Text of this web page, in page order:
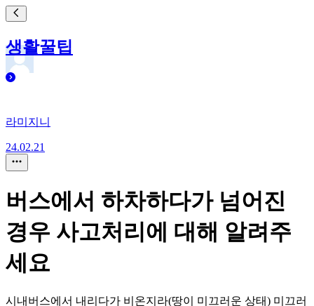
생활꿀팁
라미지니
24.02.21
버스에서 하차하다가 넘어진
경우 사고처리에 대해 알려주
세요
시내버스에서 내리다가 비온지라(땅이 미끄러운 상태) 미끄러